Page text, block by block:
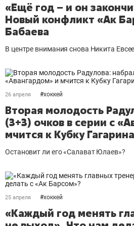
«Ещё год – и он
Новый конфликт «Ак
Бабаева
В центре внимания снова Никита
26 апреля #хоккей
Вторая молодость
(3+3) очков в серии с
мчится к Кубку Гагарина
Остановит ли его «Салават Юлаев»?
25 апреля #хоккей
«Каждый год менять